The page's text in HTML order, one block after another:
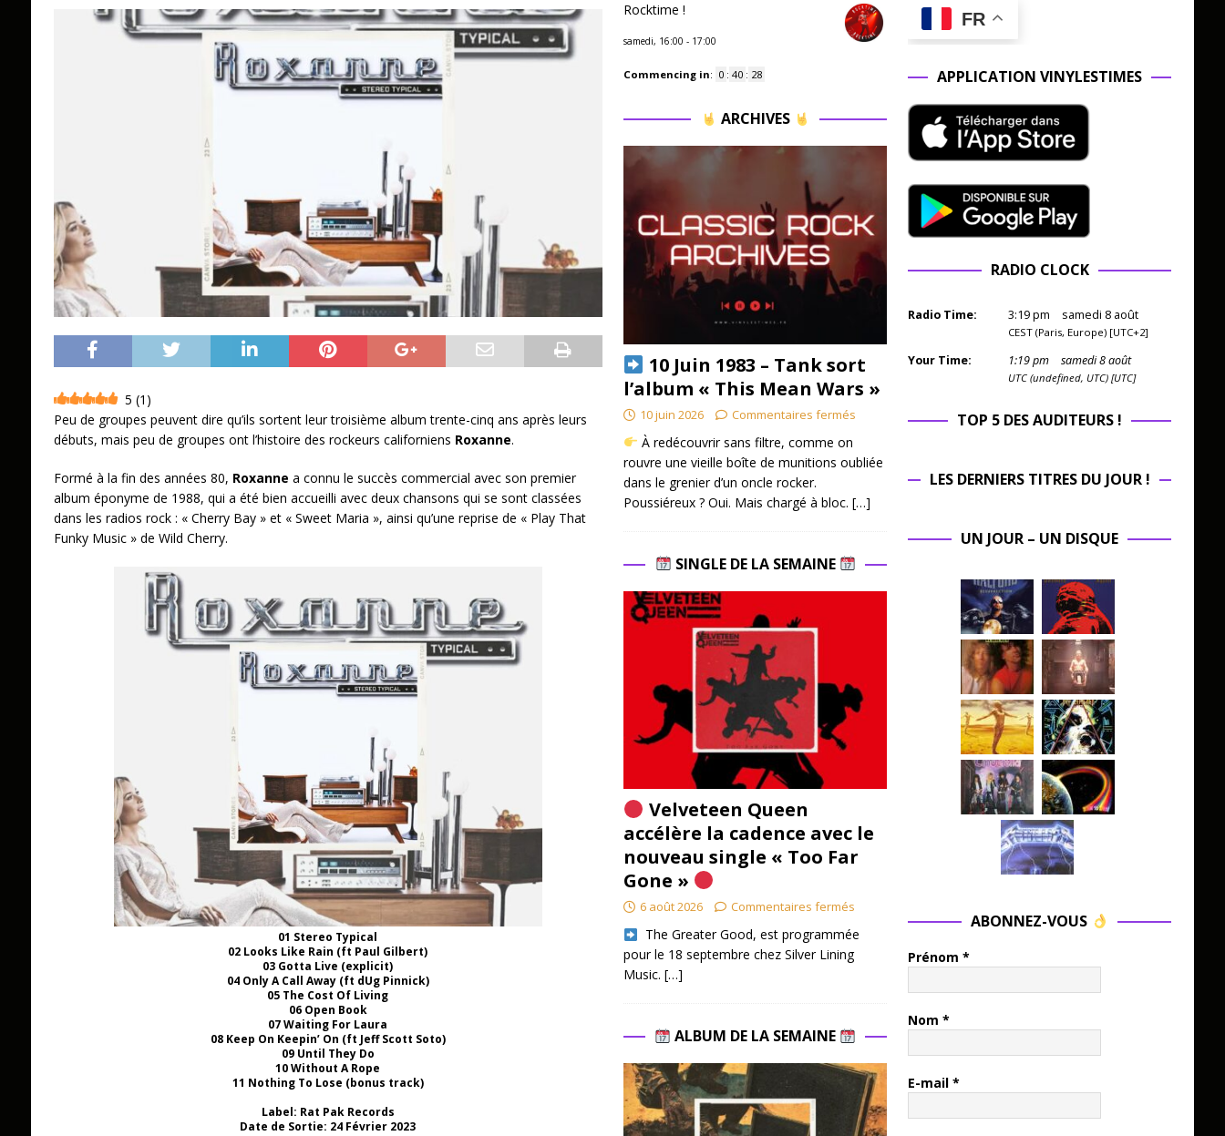
5 (1 )
Peu de groupes peuvent dire qu’ils sortent leur troisième album trente-cinq ans après leurs
débuts, mais peu de groupes ont l’histoire des rockeurs californiens Roxanne.
Formé à la fin des années 80, Roxanne a connu le succès commercial avec son premier
album éponyme de 1988, qui a été bien accueilli avec deux chansons qui se sont classées
dans les radios rock : « Cherry Bay » et « Sweet Maria », ainsi qu’une reprise de « Play That
Funky Music » de Wild Cherry.
01 Stereo Typical
02 Looks Like Rain (ft Paul Gilbert)
03 Gotta Live (explicit)
04 Only A Call Away (ft dUg Pinnick)
05 The Cost Of Living
06 Open Book
07 Waiting For Laura
08 Keep On Keepin’ On (ft Jeff Scott Soto)
09 Until They Do
10 Without A Rope
11 Nothing To Lose (bonus track)
Label: Rat Pak Records
Date de Sortie: 24 Février 2023
Rocktime !
samedi, 16:00 - 17:00
Commencing in: 0 : 40 : 27
ARCHIVES
10 Juin 1983 – Tank sort
l’album « This Mean Wars »
10 juin 2026 Commentaires fermés
À redécouvrir sans filtre, comme on
rouvre une vieille boîte de munitions oubliée
dans le grenier d’un oncle rocker.
Poussiéreux ? Oui. Mais chargé à bloc. […]
SINGLE DE LA SEMAINE
Velveteen Queen
accélère la cadence avec le
nouveau single « Too Far
Gone »
6 août 2026 Commentaires fermés
​ The Greater Good, est programmée
pour le 18 septembre chez Silver Lining
Music. […]
ALBUM DE LA SEMAINE
FR
APPLICATION VINYLESTIMES
RADIO CLOCK
Radio Time: 3:19pm samedi 8 août
CEST (Paris, Europe) [UTC+2]
Your Time: 1:19pm samedi 8 août
UTC (undefined, UTC) [UTC]
TOP 5 DES AUDITEURS !
LES DERNIERS TITRES DU JOUR !
UN JOUR – UN DISQUE
ABONNEZ-VOUS
Prénom *
Nom *
E-mail *